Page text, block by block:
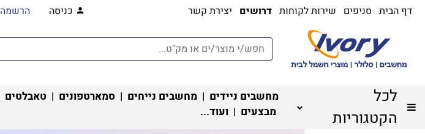
דף הבית סניפים שירות לקוחות דרושים יצירת קשר כניסה הרשמה
לכל
הקטגוריות
מחשבים ניידים | מחשבים נייחים | סמארטפונים | טאבלטים
מבצעים | ועוד...